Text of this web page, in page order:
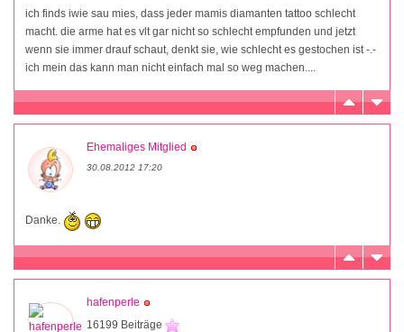
ich finds iwie sau mies, dass jeder mamis diamanten tattoo schlecht
macht. die arme hat es vlt gar nicht so schlecht empfunden und jetzt
wenn sie immer drauf schaut, denkt sie, wie schlecht es gestochen ist -.-
ich mein das kann man nicht einfach mal so weg machen....
Ehemaliges Mitglied
30.08.2012 17:20
Danke.
hafenperle
16199 Beiträge